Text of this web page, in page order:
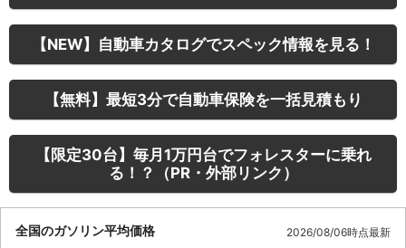
【NEW】自動車カタログでスペック情報を見る！
【無料】最短3分で自動車保険を一括見積もり
【限定30台】毎月1万円台でフォレスターに乗れ
る！？（PR・外部リンク）
全国のガソリン平均価格 2026/08/06時点最新